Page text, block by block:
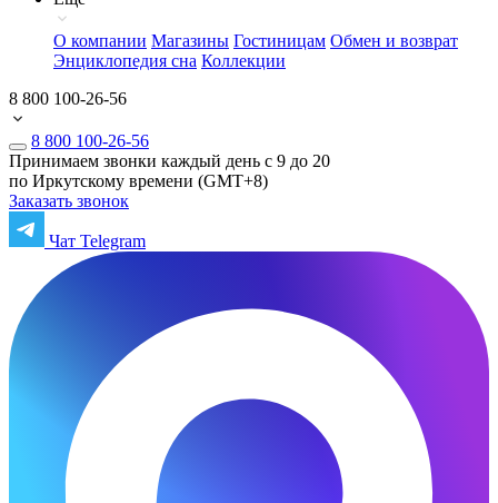
О компании Магазины Гостиницам Обмен и возврат
Энциклопедия сна Коллекции
8 800 100-26-56
8 800 100-26-56
Принимаем звонки каждый день с 9 до 20
по Иркутскому времени (GMT+8)
Заказать звонок
Чат Telegram